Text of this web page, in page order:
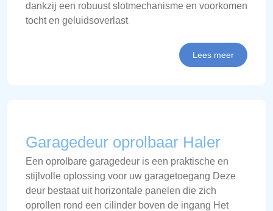
dankzij een robuust slotmechanisme en voorkomen
tocht en geluidsoverlast
Lees meer
Garagedeur oprolbaar Haler
Een oprolbare garagedeur is een praktische en
stijlvolle oplossing voor uw garagetoegang Deze
deur bestaat uit horizontale panelen die zich
oprollen rond een cilinder boven de ingang Het